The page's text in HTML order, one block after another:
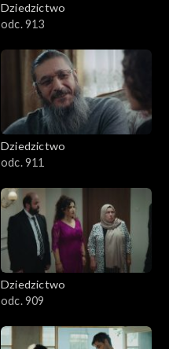
Dziedzictwo
odc. 913
Dziedzictwo
odc. 911
Dziedzictwo
odc. 909